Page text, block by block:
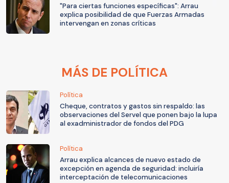
"Para ciertas funciones específicas": Arrau
explica posibilidad de que Fuerzas Armadas
intervengan en zonas críticas
MÁS DE POLÍTICA
Política
Cheque, contratos y gastos sin respaldo: las
observaciones del Servel que ponen bajo la lupa
al exadministrador de fondos del PDG
Política
Arrau explica alcances de nuevo estado de
excepción en agenda de seguridad: incluiría
interceptación de telecomunicaciones